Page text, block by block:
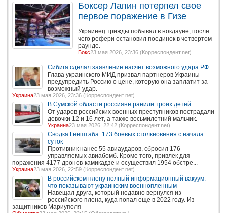
Боксер Лапин потерпел свое
первое поражение в Гизе
Украинец трижды побывал в нокдауне, после
чего рефери остановил поединок в четвертом
раунде.
Бокс23 мая 2026, 23:36 (Корреспондент.net)
Сибига сделал заявление насчет возможного удара РФ
Глава украинского МИД призвал партнеров Украины
предупредить Россию о цене, которую она заплатит за
возможный удар.
Украина23 мая 2026, 23:36 (Корреспондент.net)
В Сумской области россияне ранили троих детей
От ударов российских военных преступников пострадали
девочки 12 и 16 лет, а также восьмилетний мальчик.
Украина23 мая 2026, 22:42 (Корреспондент.net)
Сводка Генштаба: 173 боевых столкновения с начала
суток
Противник нанес 55 авиаударов, сбросил 176
управляемых авиабомб. Кроме того, привлек для
поражения 4177 дронов-камикадзе и осуществил 1954 обстре...
Украина23 мая 2026, 22:59 (Корреспондент.net)
В российском плену полный информационный вакуум:
что показывают украинским военнопленным
Навещал друга, который недавно вернулся из
российского плена, куда попал еще в 2022 году. Из
защитников Мариуполя